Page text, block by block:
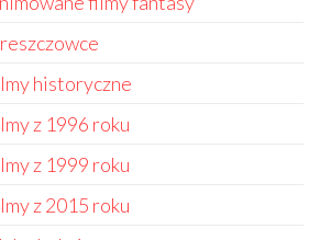
historyczne
z 1996 roku
z 1999 roku
z 2015 roku